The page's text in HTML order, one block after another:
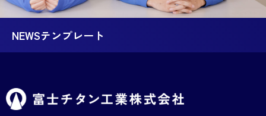
NEWSテンプレート